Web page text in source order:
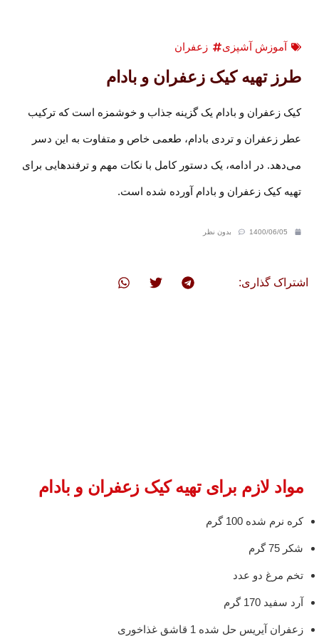
آموزش آشپزی زعفران
طرز تهیه کیک زعفران و بادام
کیک زعفران و بادام یک گزینه جذاب و خوشمزه است که ترکیب
عطر زعفران و تردی بادام، طعمی خاص و متفاوت به این دسر
می‌دهد. در ادامه، یک دستور کامل با نکات مهم و ترفندهایی برای
تهیه کیک زعفران و بادام آورده شده است.
1400/06/05 بدون نظر
اشتراک گذاری:
مواد لازم برای تهیه کیک زعفران و بادام
کره نرم شده 100 گرم
شکر 75 گرم
تخم مرغ دو عدد
آرد سفید 170 گرم
زعفران آیریس حل شده 1 قاشق غذاخوری